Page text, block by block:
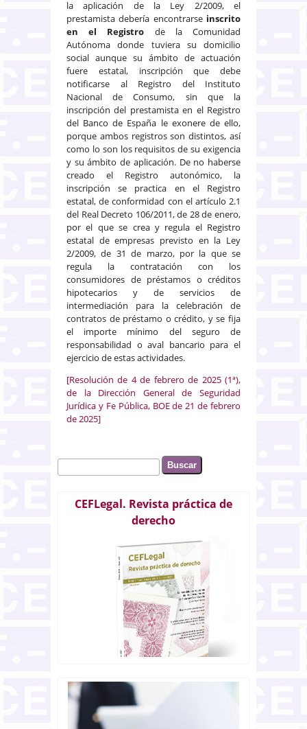
la aplicación de la Ley 2/2009, el
prestamista debería encontrarse inscrito
en el Registro de la Comunidad
Autónoma donde tuviera su domicilio
social aunque su ámbito de actuación
fuere estatal, inscripción que debe
notificarse al Registro del Instituto
Nacional de Consumo, sin que la
inscripción del prestamista en el Registro
del Banco de España le exonere de ello,
porque ambos registros son distintos, así
como lo son los requisitos de su exigencia
y su ámbito de aplicación. De no haberse
creado el Registro autonómico, la
inscripción se practica en el Registro
estatal, de conformidad con el artículo 2.1
del Real Decreto 106/2011, de 28 de enero,
por el que se crea y regula el Registro
estatal de empresas previsto en la Ley
2/2009, de 31 de marzo, por la que se
regula la contratación con los
consumidores de préstamos o créditos
hipotecarios y de servicios de
intermediación para la celebración de
contratos de préstamo o crédito, y se fija
el importe mínimo del seguro de
responsabilidad o aval bancario para el
ejercicio de estas actividades.
[Resolución de 4 de febrero de 2025 (1ª),
de la Dirección General de Seguridad
Jurídica y Fe Pública, BOE de 21 de febrero
de 2025]
Formulario de búsqueda
Buscar
CEFLegal. Revista práctica de
derecho